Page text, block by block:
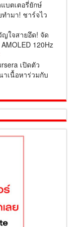
บตเตอรี่ยักษ์
ทำมา! ชาร์จไว
ญใจสายอึด! จัด
120Hz
เปิดตัว
เนื้อหาร่วมกับ